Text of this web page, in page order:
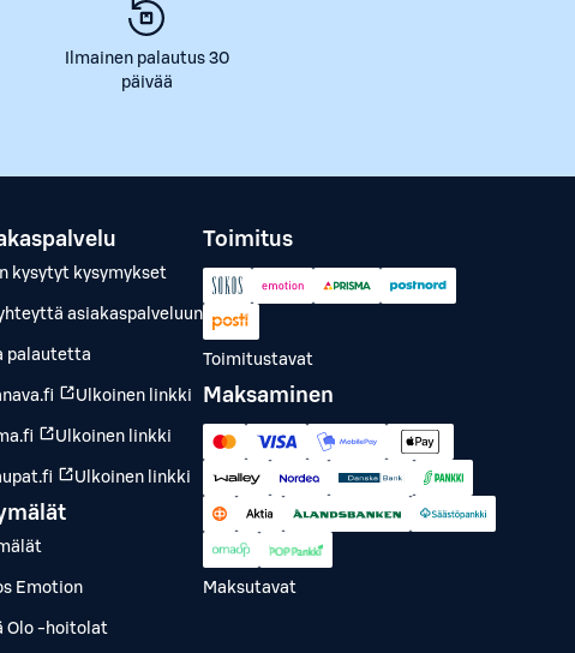
Ilmainen palautus 30
päivää
kysytyt kysymykset
asiakaspalveluun
palautetta
Ulkoinen linkki
Ulkoinen linkki
Ulkoinen linkki
Emotion
Olo -hoitolat
Toimitus
Toimitustavat
Maksaminen
Maksutavat